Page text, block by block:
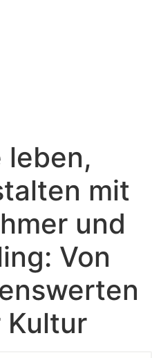
leben,
mit
und
Von
Kultur